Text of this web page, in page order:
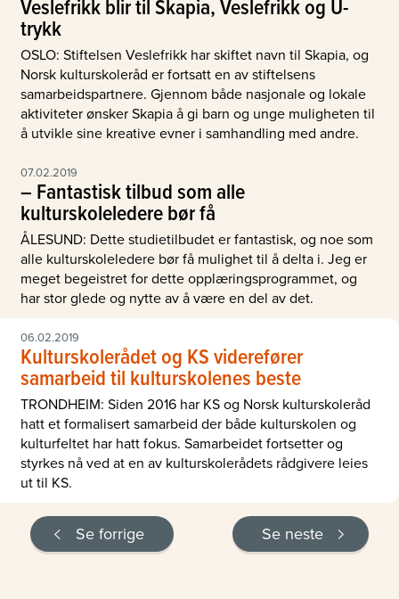
Veslefrikk blir til Skapia, Veslefrikk og U-
trykk
OSLO: Stiftelsen Veslefrikk har skiftet navn til Skapia, og
Norsk kulturskoleråd er fortsatt en av stiftelsens
samarbeidspartnere. Gjennom både nasjonale og lokale
aktiviteter ønsker Skapia å gi barn og unge muligheten til
å utvikle sine kreative evner i samhandling med andre.
07.02.2019
– Fantastisk tilbud som alle
kulturskoleledere bør få
ÅLESUND: Dette studietilbudet er fantastisk, og noe som
alle kulturskoleledere bør få mulighet til å delta i. Jeg er
meget begeistret for dette opplæringsprogrammet, og
har stor glede og nytte av å være en del av det.
06.02.2019
Kulturskolerådet og KS viderefører
samarbeid til kulturskolenes beste
TRONDHEIM: Siden 2016 har KS og Norsk kulturskoleråd
hatt et formalisert samarbeid der både kulturskolen og
kulturfeltet har hatt fokus. Samarbeidet fortsetter og
styrkes nå ved at en av kulturskolerådets rådgivere leies
ut til KS.
Se forrige Se neste